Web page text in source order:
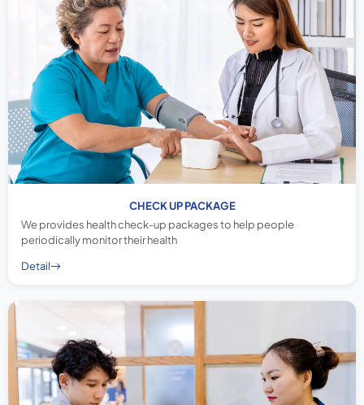
CHECK UP PACKAGE
We provides health check-up packages to help people
periodically monitor their health
Detail